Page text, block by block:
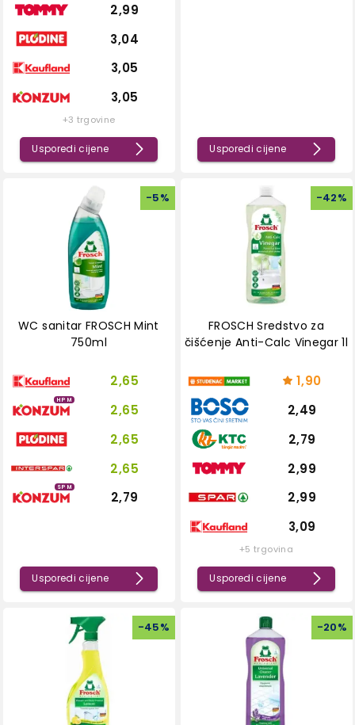
2,99
3,04
3,05
3,05
+3 trgovine
Usporedi cijene Usporedi cijene
-5%
WC sanitar FROSCH Mint
750ml
2,65
HPM
2,65
2,65
2,65
SPM
2,79
Usporedi cijene
-42%
FROSCH Sredstvo za
čišćenje Anti-Calc Vinegar 1l
1,90
2,49
2,79
2,99
2,99
3,09
+5 trgovina
Usporedi cijene
-45% -20%